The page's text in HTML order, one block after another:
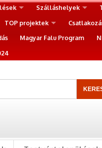
Szálláshelyek
TOP projektek
Magyar Falu Program